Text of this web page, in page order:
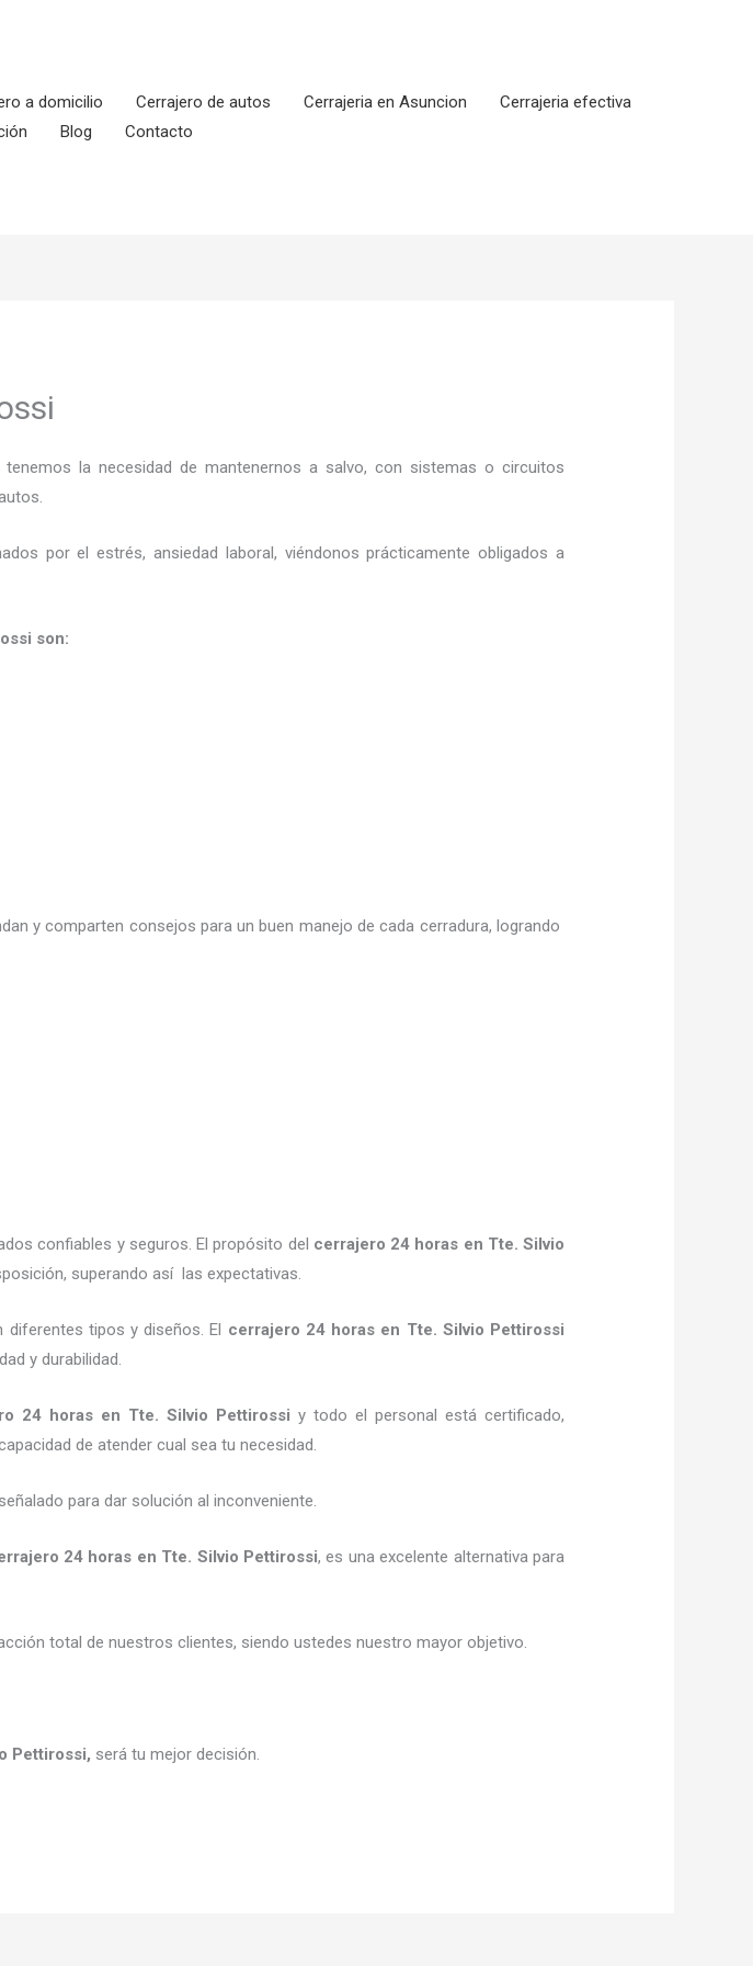
a domicilio Cerrajero de autos Cerrajeria en Asuncion
Cerrajeria efectiva
Blog Contacto
la necesidad de mantenernos a salvo, con sistemas o circuitos
por el estrés, ansiedad laboral, viéndonos prácticamente obligados a
son:
y comparten consejos para un buen manejo de cada cerradura, logrando
confiables y seguros. El propósito del cerrajero 24 horas en Tte. Silvio
superando así las expectativas.
tipos y diseños. El cerrajero 24 horas en Tte. Silvio Pettirossi
y durabilidad.
24 horas en Tte. Silvio Pettirossi y todo el personal está certificado,
de atender cual sea tu necesidad.
para dar solución al inconveniente.
24 horas en Tte. Silvio Pettirossi, es una excelente alternativa para
total de nuestros clientes, siendo ustedes nuestro mayor objetivo.
Pettirossi, será tu mejor decisión.